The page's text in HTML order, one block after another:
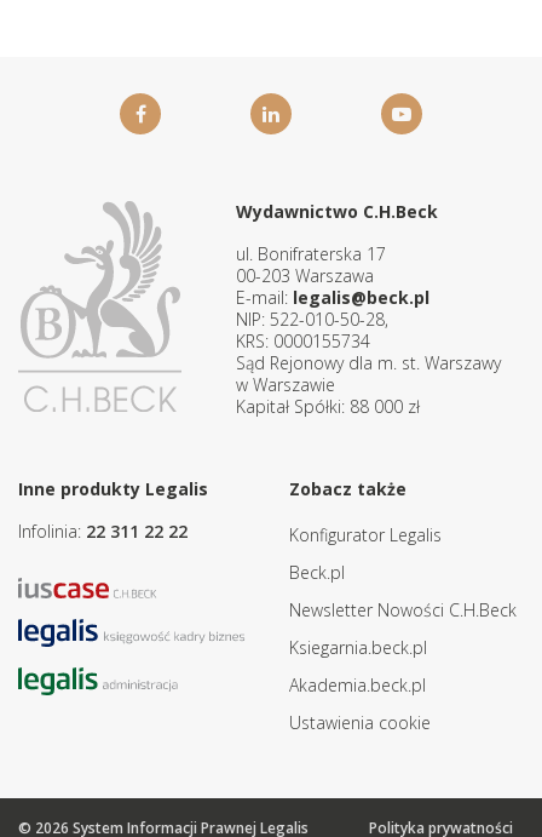
Wydawnictwo C.H.Beck
ul. Bonifraterska 17
00-203 Warszawa
E-mail: legalis@beck.pl
NIP: 522-010-50-28,
KRS: 0000155734
Sąd Rejonowy dla m. st. Warszawy
w Warszawie
Kapitał Spółki: 88 000 zł
Inne produkty Legalis
Infolinia: 22 311 22 22
Zobacz także
Konfigurator Legalis
Beck.pl
Newsletter Nowości C.H.Beck
Ksiegarnia.beck.pl
Akademia.beck.pl
Ustawienia cookie
© 2026 System Informacji Prawnej Legalis Polityka prywatności